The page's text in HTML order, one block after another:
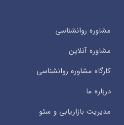
مشاوره روانشناسی
مشاوره آنلاین
کارگاه مشاوره روانشناسی
درباره ما
مدیریت بازاریابی و سئو